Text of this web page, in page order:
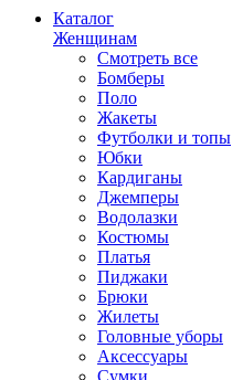
Каталог
Женщинам
Смотреть все
Бомберы
Поло
Жакеты
Футболки и топы
Юбки
Кардиганы
Джемперы
Водолазки
Костюмы
Платья
Пиджаки
Брюки
Жилеты
Головные уборы
Аксессуары
Сумки